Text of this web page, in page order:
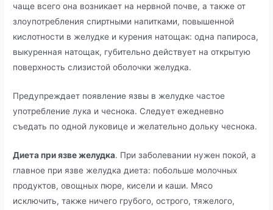
чаще всего она возникает на нервной почве, а также от
злоупотребления спиртными напитками, повышенной
кислотности в желудке и курения натощак: одна папироса,
выкуренная натощак, губительно действует на открытую
поверхность слизистой оболочки желудка.
Предупреждает появление язвы в желудке частое
употребление лука и чеснока. Следует ежедневно
съедать по одной луковице и желательно дольку чеснока.
Диета при язве желудка. При заболевании нужен покой, а
главное при язве желудка диета: побольше молочных
продуктов, овощных пюре, кисели и каши. Мясо
исключить, также ничего грубого, острого, тяжелого,